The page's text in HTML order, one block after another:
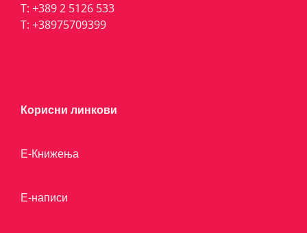
T: +389 2 5126 533
T: +38975709399
Корисни линкови
Е-Книжења
Е-написи